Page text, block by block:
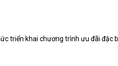
triển khai chương trình ưu đãi đặc